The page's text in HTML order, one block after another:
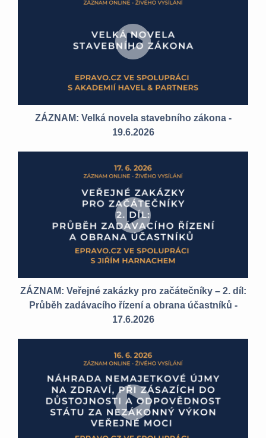
ZÁZNAM: Velká novela stavebního zákona -
19.6.2026
ZÁZNAM: Veřejné zakázky pro začátečníky – 2. díl:
Průběh zadávacího řízení a obrana účastníků -
17.6.2026